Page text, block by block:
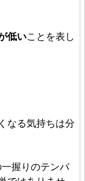
低いことを表し
なる気持ちは分
握りのテンバ